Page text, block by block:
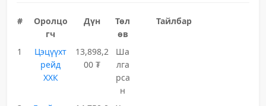
#
Оролцо
гч
Дүн
Төл
өв
Тайлбар
1
Цэцүүхт
рейд
ХХК
13,898,2
00 ₮
Ша
лга
рса
н